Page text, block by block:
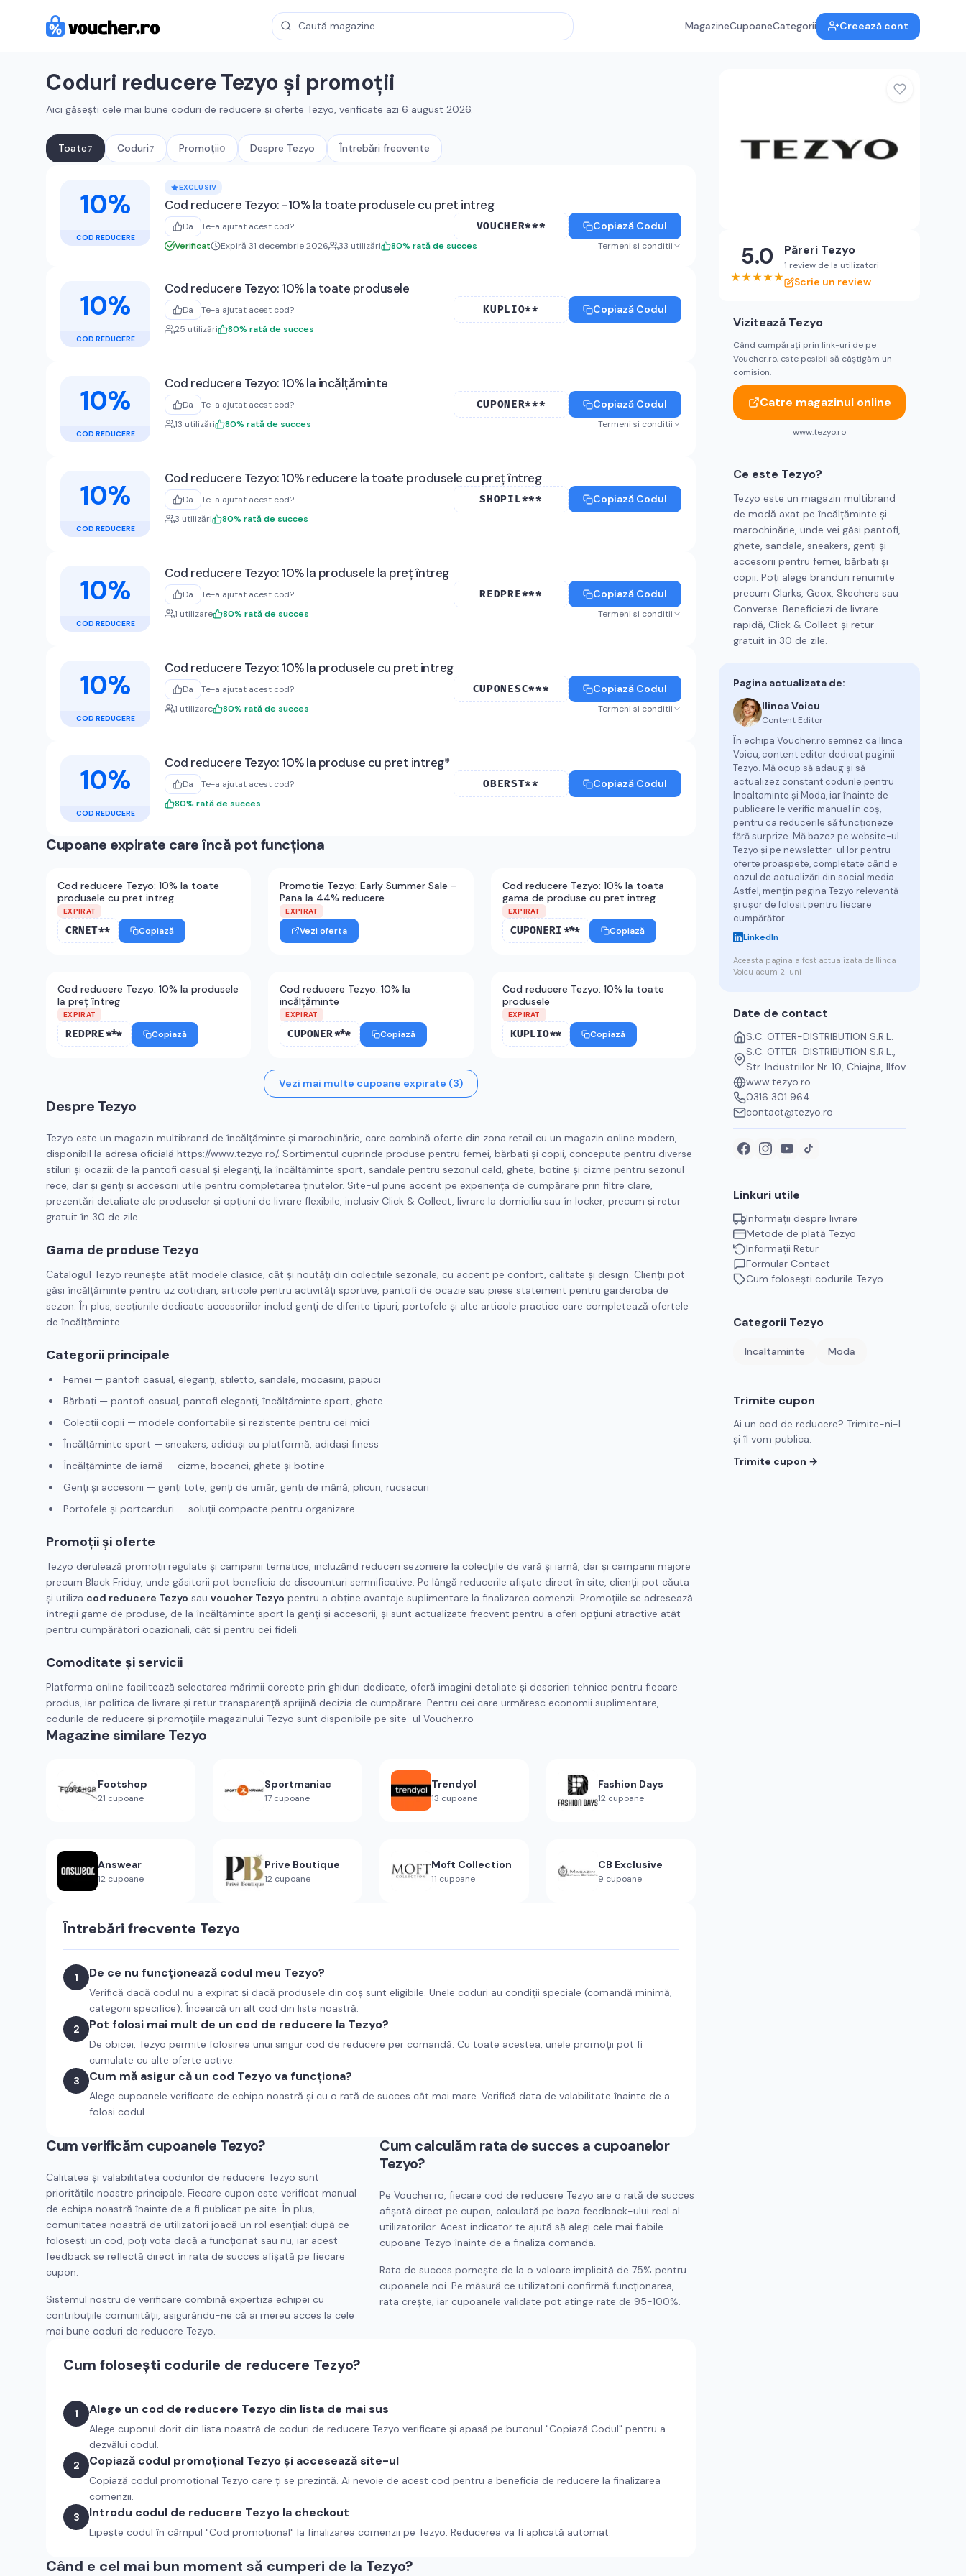
MagazineCupoaneCategorii Creează cont
Coduri reducere Tezyo și promoții
Aici găsești cele mai bune coduri de reducere și oferte Tezyo, verificate azi 6 august 2026.
Toate7 Coduri7 Promoții0 Despre Tezyo Întrebări frecvente
10%
COD REDUCERE
EXCLUSIV
Cod reducere Tezyo: -10% la toate produsele cu pret intreg
Da Te-a ajutat acest cod? VOUCHER*** Copiază Codul
Verificat Expiră 31 decembrie 2026 33 utilizări 80% rată de succes Termeni si conditii
10%
COD REDUCERE
Cod reducere Tezyo: 10% la toate produsele
Da Te-a ajutat acest cod? KUPLIO** Copiază Codul
25 utilizări 80% rată de succes
10%
COD REDUCERE
Cod reducere Tezyo: 10% la incǎlțǎminte
Da Te-a ajutat acest cod? CUPONER*** Copiază Codul
13 utilizări 80% rată de succes Termeni si conditii
10%
COD REDUCERE
Cod reducere Tezyo: 10% reducere la toate produsele cu preț întreg
Da Te-a ajutat acest cod? SHOPIL*** Copiază Codul
3 utilizări 80% rată de succes
10%
COD REDUCERE
Cod reducere Tezyo: 10% la produsele la preț întreg
Da Te-a ajutat acest cod? REDPRE*** Copiază Codul
1 utilizare 80% rată de succes Termeni si conditii
10%
COD REDUCERE
Cod reducere Tezyo: 10% la produsele cu pret intreg
Da Te-a ajutat acest cod? CUPONESC*** Copiază Codul
1 utilizare 80% rată de succes Termeni si conditii
10%
COD REDUCERE
Cod reducere Tezyo: 10% la produse cu pret intreg*
Da Te-a ajutat acest cod? OBERST** Copiază Codul
80% rată de succes
Cupoane expirate care încă pot funcționa
Cod reducere Tezyo: 10% la toate
produsele cu pret intreg
EXPIRAT
CRNET** Copiază
Promotie Tezyo: Early Summer Sale -
Pana la 44% reducere
EXPIRAT
Vezi oferta
Cod reducere Tezyo: 10% la toata
gama de produse cu pret intreg
EXPIRAT
CUPONERI*** Copiază
Cod reducere Tezyo: 10% la produsele
la preț întreg
EXPIRAT
REDPRE*** Copiază
Cod reducere Tezyo: 10% la
incǎlțǎminte
EXPIRAT
CUPONER*** Copiază
Cod reducere Tezyo: 10% la toate
produsele
EXPIRAT
KUPLIO** Copiază
Vezi mai multe cupoane expirate (3)
Despre Tezyo
Tezyo este un magazin multibrand de încălțăminte și marochinărie, care combină oferte din zona retail cu un magazin online modern,
disponibil la adresa oficială https://www.tezyo.ro/. Sortimentul cuprinde produse pentru femei, bărbați și copii, concepute pentru diverse
stiluri și ocazii: de la pantofi casual și eleganți, la încălțăminte sport, sandale pentru sezonul cald, ghete, botine și cizme pentru sezonul
rece, dar și genți și accesorii utile pentru completarea ținutelor. Site-ul pune accent pe experiența de cumpărare prin filtre clare,
prezentări detaliate ale produselor și opțiuni de livrare flexibile, inclusiv Click & Collect, livrare la domiciliu sau în locker, precum și retur
gratuit în 30 de zile.
Gama de produse Tezyo
Catalogul Tezyo reunește atât modele clasice, cât și noutăți din colecțiile sezonale, cu accent pe confort, calitate și design. Clienții pot
găsi încălțăminte pentru uz cotidian, articole pentru activități sportive, pantofi de ocazie sau piese statement pentru garderoba de
sezon. În plus, secțiunile dedicate accesoriilor includ genți de diferite tipuri, portofele și alte articole practice care completează ofertele
de încălțăminte.
Categorii principale
Femei — pantofi casual, eleganți, stiletto, sandale, mocasini, papuci
Bărbați — pantofi casual, pantofi eleganți, încălțăminte sport, ghete
Colecții copii — modele confortabile și rezistente pentru cei mici
Încălțăminte sport — sneakers, adidași cu platformă, adidași finess
Încălțăminte de iarnă — cizme, bocanci, ghete și botine
Genți și accesorii — genți tote, genți de umăr, genți de mână, plicuri, rucsacuri
Portofele și portcarduri — soluții compacte pentru organizare
Promoții și oferte
Tezyo derulează promoții regulate și campanii tematice, incluzând reduceri sezoniere la colecțiile de vară și iarnă, dar și campanii majore
precum Black Friday, unde găsitorii pot beneficia de discounturi semnificative. Pe lângă reducerile afișate direct în site, clienții pot căuta
și utiliza cod reducere Tezyo sau voucher Tezyo pentru a obține avantaje suplimentare la finalizarea comenzii. Promoțiile se adresează
întregii game de produse, de la încălțăminte sport la genți și accesorii, și sunt actualizate frecvent pentru a oferi opțiuni atractive atât
pentru cumpărători ocazionali, cât și pentru cei fideli.
Comoditate și servicii
Platforma online facilitează selectarea mărimii corecte prin ghiduri dedicate, oferă imagini detaliate și descrieri tehnice pentru fiecare
produs, iar politica de livrare și retur transparență sprijină decizia de cumpărare. Pentru cei care urmăresc economii suplimentare,
codurile de reducere și promoțiile magazinului Tezyo sunt disponibile pe site-ul Voucher.ro
Magazine similare Tezyo
Footshop
21 cupoane
Sportmaniac
17 cupoane
Trendyol
13 cupoane
Fashion Days
12 cupoane
Answear
12 cupoane
Prive Boutique
12 cupoane
Moft Collection
11 cupoane
CB Exclusive
9 cupoane
Întrebări frecvente Tezyo
1 De ce nu funcționează codul meu Tezyo?
Verifică dacă codul nu a expirat și dacă produsele din coș sunt eligibile. Unele coduri au condiții speciale (comandă minimă,
categorii specifice). Încearcă un alt cod din lista noastră.
2
Pot folosi mai mult de un cod de reducere la Tezyo?
De obicei, Tezyo permite folosirea unui singur cod de reducere per comandă. Cu toate acestea, unele promoții pot fi
cumulate cu alte oferte active.
3
Cum mă asigur că un cod Tezyo va funcționa?
Alege cupoanele verificate de echipa noastră și cu o rată de succes cât mai mare. Verifică data de valabilitate înainte de a
folosi codul.
Cum verificăm cupoanele Tezyo?
Calitatea și valabilitatea codurilor de reducere Tezyo sunt
prioritățile noastre principale. Fiecare cupon este verificat manual
de echipa noastră înainte de a fi publicat pe site. În plus,
comunitatea noastră de utilizatori joacă un rol esențial: după ce
folosești un cod, poți vota dacă a funcționat sau nu, iar acest
feedback se reflectă direct în rata de succes afișată pe fiecare
cupon.
Sistemul nostru de verificare combină expertiza echipei cu
contribuțiile comunității, asigurându-ne că ai mereu acces la cele
mai bune coduri de reducere Tezyo.
Cum calculăm rata de succes a cupoanelor
Tezyo?
Pe Voucher.ro, fiecare cod de reducere Tezyo are o rată de succes
afișată direct pe cupon, calculată pe baza feedback-ului real al
utilizatorilor. Acest indicator te ajută să alegi cele mai fiabile
cupoane Tezyo înainte de a finaliza comanda.
Rata de succes pornește de la o valoare implicită de 75% pentru
cupoanele noi. Pe măsură ce utilizatorii confirmă funcționarea,
rata crește, iar cupoanele validate pot atinge rate de 95-100%.
Cum folosești codurile de reducere Tezyo?
1 Alege un cod de reducere Tezyo din lista de mai sus
Alege cuponul dorit din lista noastră de coduri de reducere Tezyo verificate și apasă pe butonul "Copiază Codul" pentru a
dezvălui codul.
2
Copiază codul promoțional Tezyoși accesează site-ul
Copiază codul promoțional Tezyo care ți se prezintă. Ai nevoie de acest cod pentru a beneficia de reducere la finalizarea
comenzii.
3
Introdu codul de reducere Tezyo la checkout
Lipește codul în câmpul "Cod promoțional" la finalizarea comenzii pe Tezyo. Reducerea va fi aplicată automat.
Când e cel mai bun moment să cumperi de la Tezyo?
5.0
★★★★★
Păreri Tezyo
1 review de la utilizatori
Scrie un review
Vizitează Tezyo
Când cumpărați prin link-uri de pe
Voucher.ro, este posibil să câștigăm un
comision.
Catre magazinul online
www.tezyo.ro
Ce este Tezyo?
Tezyo este un magazin multibrand
de modă axat pe încălțăminte și
marochinărie, unde vei găsi pantofi,
ghete, sandale, sneakers, genți și
accesorii pentru femei, bărbați și
copii. Poți alege branduri renumite
precum Clarks, Geox, Skechers sau
Converse. Beneficiezi de livrare
rapidă, Click & Collect și retur
gratuit în 30 de zile.
Pagina actualizata de:
Ilinca Voicu
Content Editor
În echipa Voucher.ro semnez ca Ilinca
Voicu, content editor dedicat paginii
Tezyo. Mă ocup să adaug și să
actualizez constant codurile pentru
Incaltaminte și Moda, iar înainte de
publicare le verific manual în coș,
pentru ca reducerile să funcționeze
fără surprize. Mă bazez pe website-ul
Tezyo și pe newsletter-ul lor pentru
oferte proaspete, completate când e
cazul de actualizări din social media.
Astfel, mențin pagina Tezyo relevantă
și ușor de folosit pentru fiecare
cumpărător.
LinkedIn
Aceasta pagina a fost actualizata de Ilinca
Voicu acum 2 luni
Date de contact
S.C. OTTER-DISTRIBUTION S.R.L.
S.C. OTTER-DISTRIBUTION S.R.L.,
Str. Industriilor Nr. 10, Chiajna, Ilfov
www.tezyo.ro
0316 301 964
contact@tezyo.ro
Linkuri utile
Informații despre livrare
Metode de plată Tezyo
Informații Retur
Formular Contact
Cum folosești codurile Tezyo
Categorii Tezyo
Incaltaminte Moda
Trimite cupon
Ai un cod de reducere? Trimite-ni-l
și îl vom publica.
Trimite cupon →